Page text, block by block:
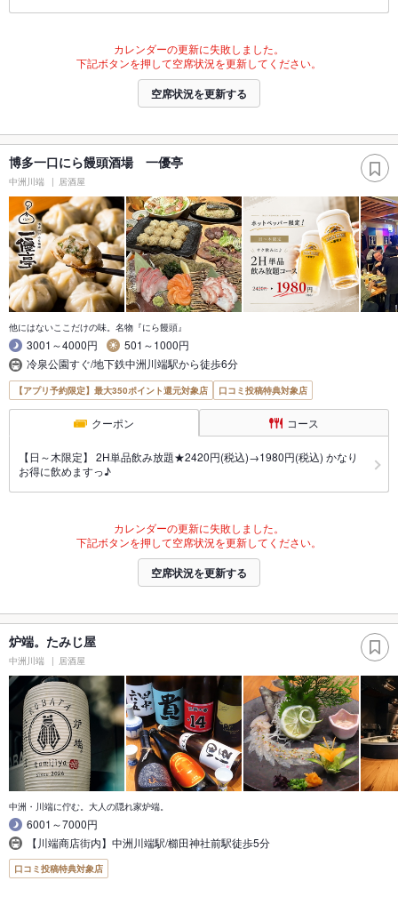
カレンダーの更新に失敗しました。
下記ボタンを押して空席状況を更新してください。
空席状況を更新する
博多一口にら饅頭酒場 一優亭
中洲川端 居酒屋
他にはないここだけの味。名物『にら饅頭』
3001～4000円
501～1000円
冷泉公園すぐ/地下鉄中洲川端駅から徒歩6分
【アプリ予約限定】最大350ポイント還元対象店 口コミ投稿特典対象店
クーポン コース
【日～木限定】 2H単品飲み放題★2420円(税込)→1980円(税込) かなり
お得に飲めますっ♪
カレンダーの更新に失敗しました。
下記ボタンを押して空席状況を更新してください。
空席状況を更新する
炉端。たみじ屋
中洲川端 居酒屋
中洲・川端に佇む。大人の隠れ家炉端。
6001～7000円
【川端商店街内】中洲川端駅/櫛田神社前駅徒歩5分
口コミ投稿特典対象店